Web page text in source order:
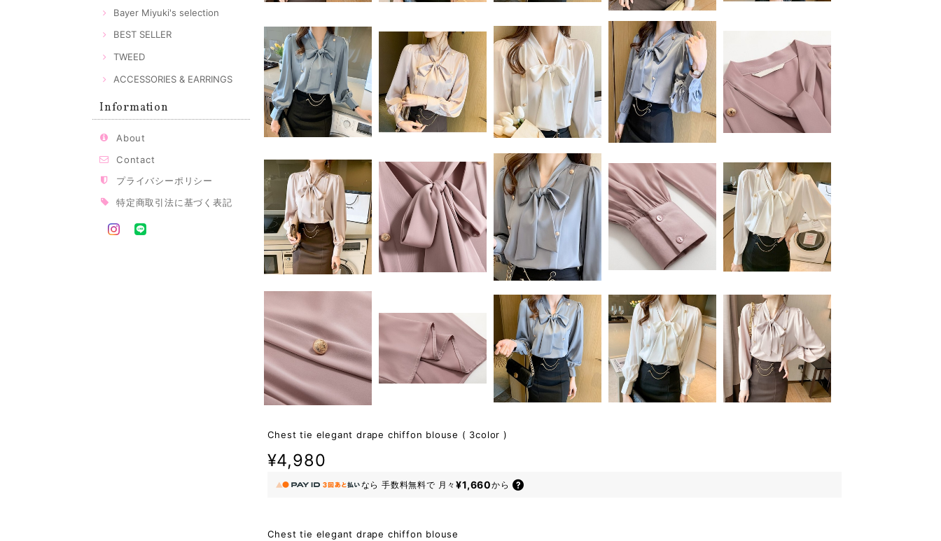
Bayer Miyuki's selection
BEST SELLER
TWEED
ACCESSORIES & EARRINGS
Information
About
Contact
プライバシーポリシー
特定商取引法に基づく表記
Chest tie elegant drape chiffon blouse ( 3color )
¥4,980
なら 手数料無料で 月々¥1,660から
Chest tie elegant drape chiffon blouse